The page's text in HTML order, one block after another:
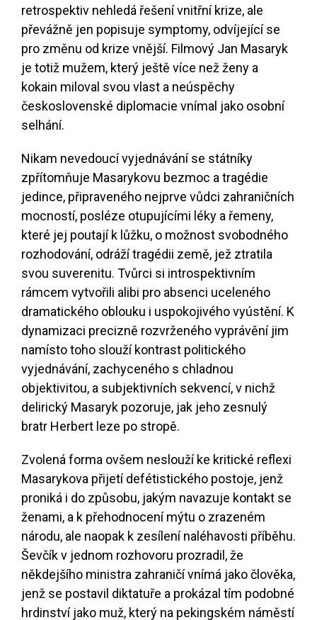
retrospektiv nehledá řešení vnitřní krize, ale
převážně jen popisuje symptomy, odvíjející se
pro změnu od krize vnější. Filmový Jan Masaryk
je totiž mužem, který ještě více než ženy a
kokain miloval svou vlast a neúspěchy
československé diplomacie vnímal jako osobní
selhání.
Nikam nevedoucí vyjednávání se státníky
zpřítomňuje Masarykovu bezmoc a tragédie
jedince, připraveného nejprve vůdci zahraničních
mocností, posléze otupujícími léky a řemeny,
které jej poutají k lůžku, o možnost svobodného
rozhodování, odráží tragédii země, jež ztratila
svou suverenitu. Tvůrci si introspektivním
rámcem vytvořili alibi pro absenci uceleného
dramatického oblouku i uspokojivého vyústění. K
dynamizaci precizně rozvrženého vyprávění jim
namísto toho slouží kontrast politického
vyjednávání, zachyceného s chladnou
objektivitou, a subjektivních sekvencí, v nichž
delirický Masaryk pozoruje, jak jeho zesnulý
bratr Herbert leze po stropě.
Zvolená forma ovšem neslouží ke kritické reflexi
Masarykova přijetí defétistického postoje, jenž
proniká i do způsobu, jakým navazuje kontakt se
ženami, a k přehodnocení mýtu o zrazeném
národu, ale naopak k zesílení naléhavosti příběhu.
Ševčík v jednom rozhovoru prozradil, že
někdejšího ministra zahraničí vnímá jako člověka,
jenž se postavil diktatuře a prokázal tím podobné
hrdinství jako muž, který na pekingském náměstí